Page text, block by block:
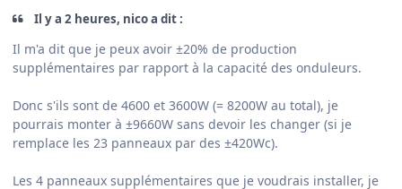
Il y a 2 heures, nico a dit :
Il m'a dit que je peux avoir ±20% de production
supplémentaires par rapport à la capacité des onduleurs.
Donc s'ils sont de 4600 et 3600W (= 8200W au total), je
pourrais monter à ±9660W sans devoir les changer (si je
remplace les 23 panneaux par des ±420Wc).
Les 4 panneaux supplémentaires que je voudrais installer, je